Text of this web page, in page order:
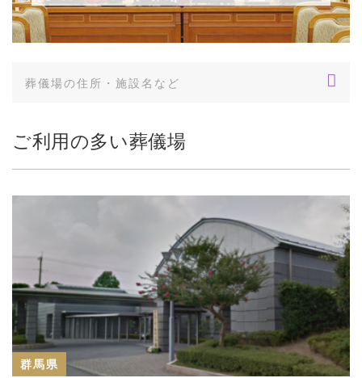
ご利用の多い葬儀場
群馬県